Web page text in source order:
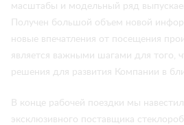
масштабы и модельный ряд
Получен большой объем новой
новые впечатления от посещения
является важными шагами для того,
решения для развития Компании в
В конце рабочей поездки мы
эксклюзивного поставщика